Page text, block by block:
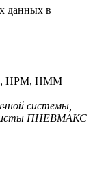
данных в
HPM, HMM
системы,
ПНЕВМАКС